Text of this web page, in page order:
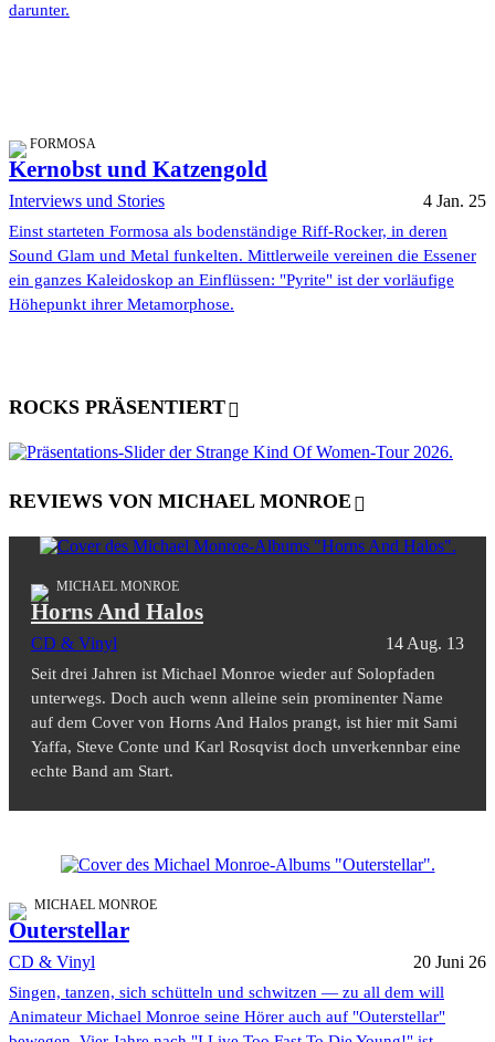
darunter.
FORMOSA
Kernobst und Katzengold
Interviews und Stories 4 Jan. 25
Einst starteten Formosa als bodenständige Riff-Rocker, in deren
Sound Glam und Metal funkelten. Mittlerweile vereinen die Essener
ein ganzes Kaleidoskop an Einflüssen: "Pyrite" ist der vorläufige
Höhepunkt ihrer Metamorphose.
ROCKS PRÄSENTIERT
REVIEWS VON MICHAEL MONROE
MICHAEL MONROE
Horns And Halos
CD & Vinyl 14 Aug. 13
Seit drei Jahren ist Michael Monroe wieder auf Solopfaden
unterwegs. Doch auch wenn alleine sein prominenter Name
auf dem Cover von Horns And Halos prangt, ist hier mit Sami
Yaffa, Steve Conte und Karl Rosqvist doch unverkennbar eine
echte Band am Start.
MICHAEL MONROE
Outerstellar
CD & Vinyl 20 Juni 26
Singen, tanzen, sich schütteln und schwitzen — zu all dem will
Animateur Michael Monroe seine Hörer auch auf "Outerstellar"